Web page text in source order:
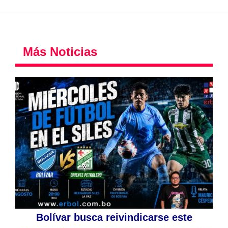
Más Noticias
Bolívar busca reivindicarse este